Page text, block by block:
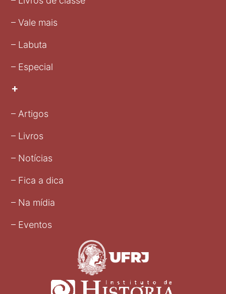
– Vale mais
– Labuta
– Especial
+
– Artigos
– Livros
– Notícias
– Fica a dica
– Na mídia
– Eventos